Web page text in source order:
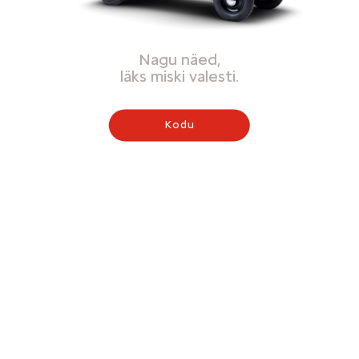
Nagu näed,
läks miski valesti.
Kodu